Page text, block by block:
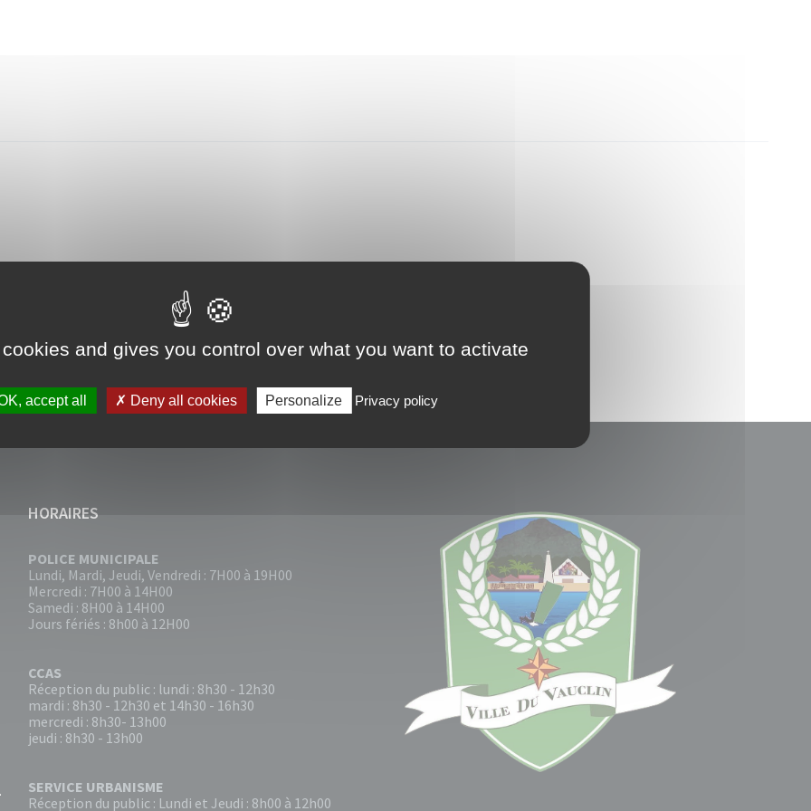
HORAIRES
POLICE MUNICIPALE
Lundi, Mardi, Jeudi, Vendredi : 7H00 à 19H00
Mercredi : 7H00 à 14H00
Samedi : 8H00 à 14H00
Jours fériés : 8h00 à 12H00
CCAS
Réception du public : lundi : 8h30 - 12h30
mardi : 8h30 - 12h30 et 14h30 - 16h30
mercredi : 8h30- 13h00
jeudi : 8h30 - 13h00
SERVICE URBANISME
Réception du public : Lundi et Jeudi : 8h00 à 12h00
and gives you control over what you want to activate
accept all Deny all cookies Personalize Privacy policy